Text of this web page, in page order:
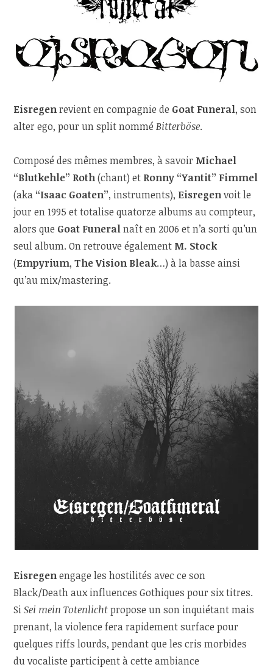
Eisregenrevient en compagnie de Goat Funeral, son
alter ego, pour un split nomméBitterböse.
Composé des mêmes membres, à savoir Michael
“Blutkehle” Roth(chant) et Ronny “Yantit” Fimmel
(aka “Isaac Goaten”, instruments), Eisregenvoit le
jour en 1995 et totalise quatorze albums au compteur,
alors que Goat Funeralnaît en 2006 et n’a sorti qu’un
seul album. On retrouve également M. Stock
(Empyrium,The Vision Bleak…) à la basse ainsi
qu’au mix/mastering.
Eisregenengage les hostilités avec ce son
Black/Death aux influences Gothiques pour six titres.
SiSei mein Totenlichtpropose un son inquiétant mais
prenant, la violence fera rapidement surface pour
quelques riffs lourds, pendant que les cris morbides
du vocaliste participent à cette ambiance